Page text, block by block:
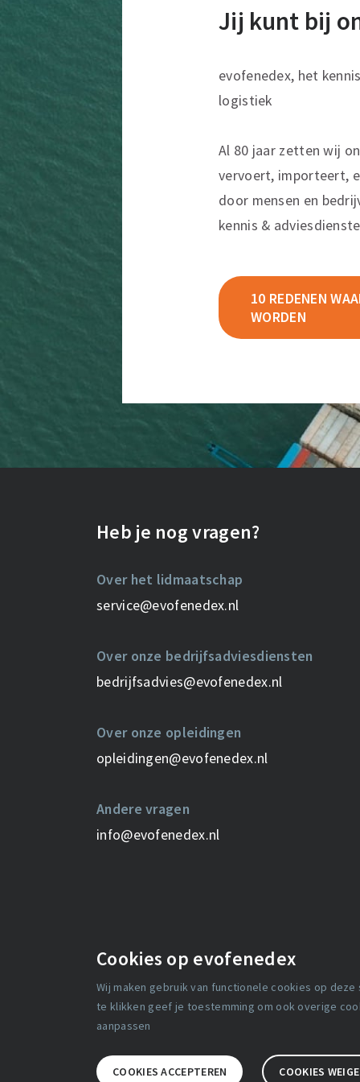
Cookies op evofenedex
Wij maken gebruik van functionele cookies op
te klikken geef je toestemming om ook overige
aanpassen
COOKIES ACCEPTEREN COOKIES
Jij kunt bij
evofenedex, het
logistiek
Al 80 jaar zetten wij
vervoert, importeert,
door mensen en
kennis &
10 REDENEN
WORDEN
Heb je nog vragen?
Over het lidmaatschap
service@evofenedex.nl
Over onze bedrijfsadviesdiensten
bedrijfsadvies@evofenedex.nl
Over onze opleidingen
opleidingen@evofenedex.nl
Andere vragen
info@evofenedex.nl
Media
Partnerships
Over ons